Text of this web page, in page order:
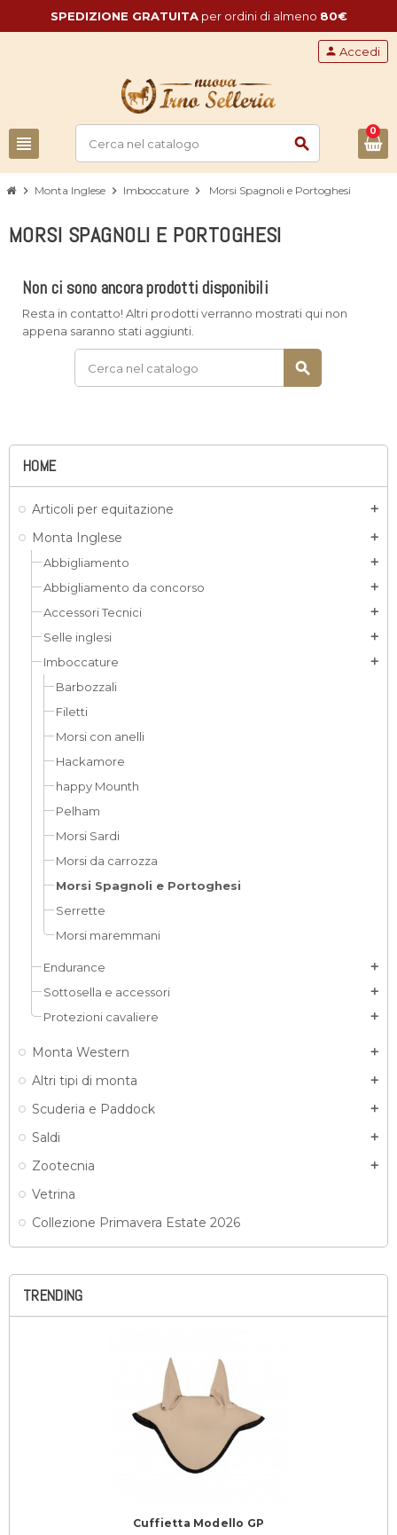
SPEDIZIONE GRATUITAper ordini di almeno 80€
view_headline search
person Accedi
0
chevron_right Monta Inglese chevron_right Imboccature chevron_right Morsi Spagnoli e Portoghesi
HOME
Articoli per equitazione add
Monta Inglese add
Abbigliamento add
Abbigliamento da concorso add
Accessori Tecnici add
Selle inglesi add
Imboccature add
Barbozzali
Filetti
Morsi con anelli
Hackamore
happy Mounth
Pelham
Morsi Sardi
Morsi da carrozza
Morsi Spagnoli e Portoghesi
Serrette
Morsi maremmani
Endurance add
Sottosella e accessori add
Protezioni cavaliere add
Monta Western add
Altri tipi di monta add
Scuderia e Paddock add
Saldi add
Zootecnia add
Vetrina
Collezione Primavera Estate 2026
TRENDING
Cuffietta Modello GP
MORSI SPAGNOLI E PORTOGHESI
Non ci sono ancora prodotti disponibili
Resta in contatto! Altri prodotti verranno mostrati qui non
appena saranno stati aggiunti.
search